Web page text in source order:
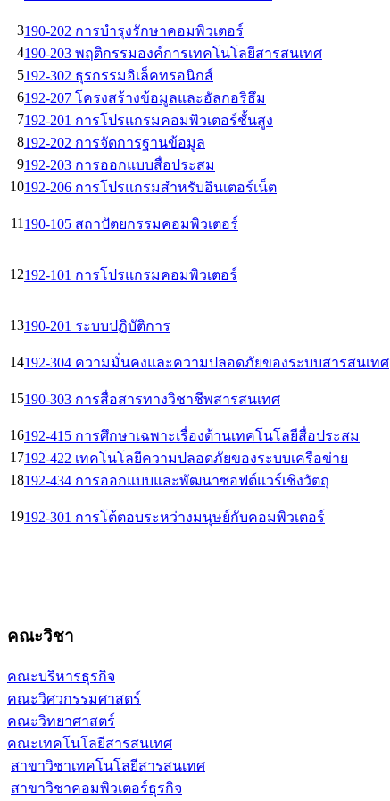
3190-202 การบำรุงรักษาคอมพิวเตอร์
4190-203 พฤติกรรมองค์การเทคโนโลยีสารสนเทศ
5192-302 ธุรกรรมอิเล็คทรอนิกส์
6192-207 โครงสร้างข้อมูลและอัลกอริธึม
7192-201 การโปรแกรมคอมพิวเตอร์ชั้นสูง
8192-202 การจัดการฐานข้อมูล
9192-203 การออกแบบสื่อประสม
10192-206 การโปรแกรมสำหรับอินเตอร์เน็ต
11 190-105 สถาปัตยกรรมคอมพิวเตอร์
12192-101 การโปรแกรมคอมพิวเตอร์
13190-201 ระบบปฏิบัติการ
14192-304 ความมั่นคงและความปลอดภัยของระบบสารสนเทศ
15190-303 การสื่อสารทางวิชาชีพสารสนเทศ
16192-415 การศึกษาเฉพาะเรื่องด้านเทคโนโลยีสื่อประสม
17192-422 เทคโนโลยีความปลอดภัยของระบบเครือข่าย
18192-434 การออกแบบและพัฒนาซอฟต์แวร์เชิงวัตถุ
19192-301 การโต้ตอบระหว่างมนุษย์กับคอมพิวเตอร์
คณะวิชา
คณะบริหารธุรกิจ
คณะวิศวกรรมศาสตร์
คณะวิทยาศาสตร์
คณะเทคโนโลยีสารสนเทศ
สาขาวิชาเทคโนโลยีสารสนเทศ
สาขาวิชาคอมพิวเตอร์ธุรกิจ